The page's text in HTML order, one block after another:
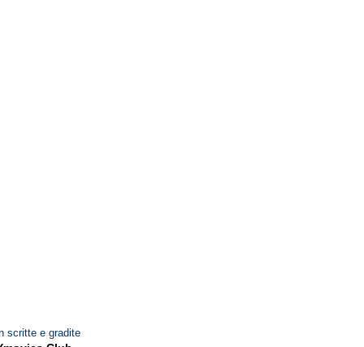
scritte e gradite